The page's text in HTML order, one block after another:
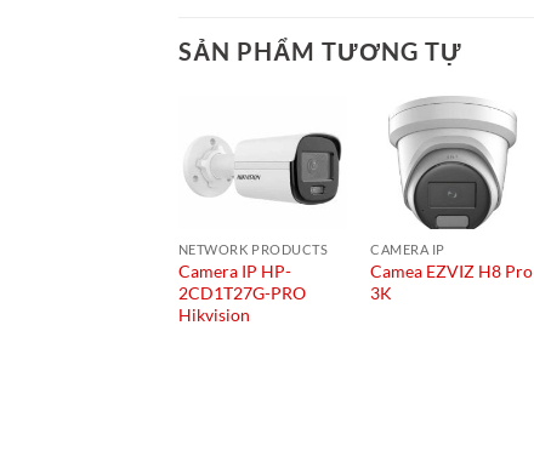
SẢN PHẨM TƯƠNG TỰ
NETWORK PRODUCTS
Camera IP HP-
2CD1T27G-PRO
Hikvision
CAMERA IP
Camea EZVIZ H8 Pro
3K